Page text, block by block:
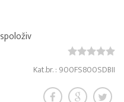
Kat.br. : 900FS800SDBII